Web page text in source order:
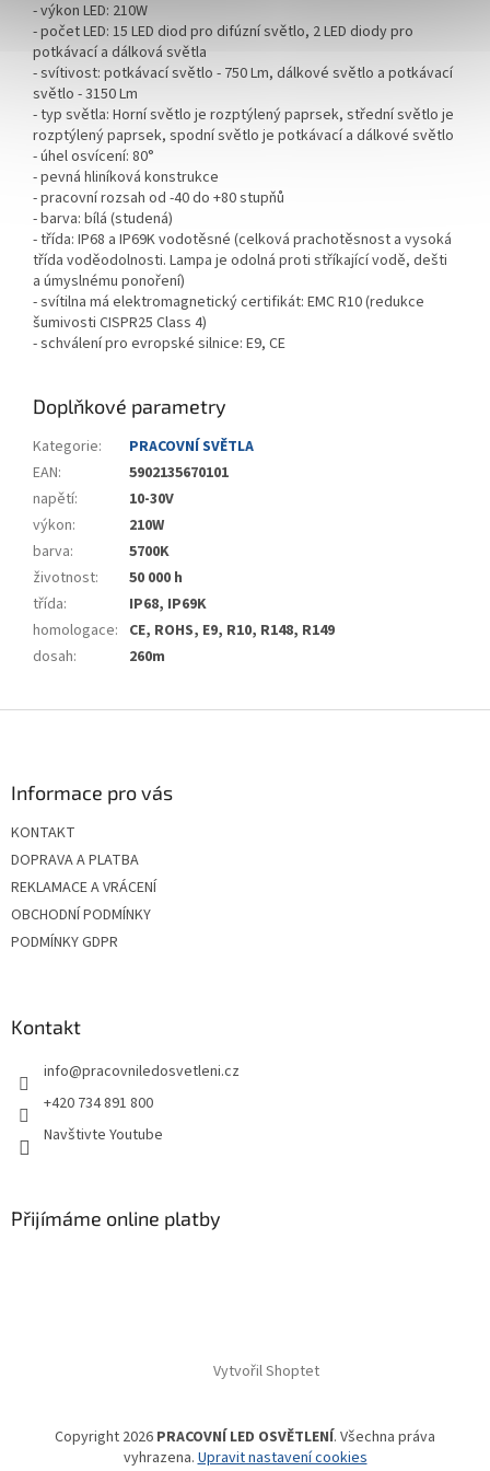
- výkon LED: 210W
- počet LED: 15 LED diod pro difúzní světlo, 2 LED diody pro
potkávací a dálková světla
- svítivost: potkávací světlo - 750 Lm, dálkové světlo a potkávací
světlo - 3150 Lm
- typ světla: Horní světlo je rozptýlený paprsek, střední světlo je
rozptýlený paprsek, spodní světlo je potkávací a dálkové světlo
- úhel osvícení: 80°
- pevná hliníková konstrukce
- pracovní rozsah od -40 do +80 stupňů
- barva: bílá (studená)
- třída: IP68 a IP69K vodotěsné (celková prachotěsnost a vysoká
třída voděodolnosti. Lampa je odolná proti stříkající vodě, dešti
a úmyslnému ponoření)
- svítilna má elektromagnetický certifikát: EMC R10 (redukce
šumivosti CISPR25 Class 4)
- schválení pro evropské silnice: E9, CE
Doplňkové parametry
Kategorie:
PRACOVNÍ SVĚTLA
EAN:
5902135670101
napětí:
10-30V
výkon:
210W
barva:
5700K
životnost:
50 000 h
třída:
IP68, IP69K
homologace: CE, ROHS, E9, R10, R148, R149
dosah: 260m
Informace pro vás
KONTAKT
DOPRAVA A PLATBA
REKLAMACE A VRÁCENÍ
OBCHODNÍ PODMÍNKY
PODMÍNKY GDPR
Kontakt
info@pracovniledosvetleni.cz
+420 734 891 800
Navštivte Youtube
Přijímáme online platby
Vytvořil Shoptet
Copyright 2026 PRACOVNÍ LED OSVĚTLENÍ. Všechna práva
vyhrazena.Upravit nastavení cookies